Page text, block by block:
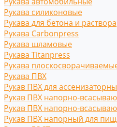
Рукава силиконовые
Рукава для бетона и раствора
Рукава Carbonpress
Рукава шламовые
Рукава Titanpress
Рукава
Рукава ПВХ
Рукав ПВХ для
Рукав ПВХ напорно-
Рукав ПВХ напорно-
Рукав ПВХ напорный для